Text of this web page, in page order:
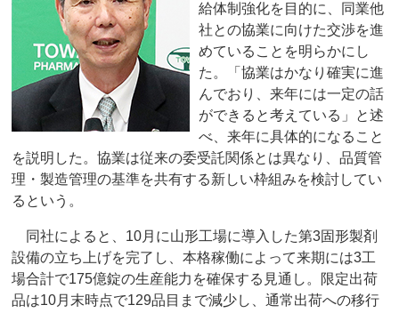
給体制強化を目的に、同業他
社との協業に向けた交渉を進
めていることを明らかにし
た。「協業はかなり確実に進
んでおり、来年には一定の話
ができると考えている」と述
べ、来年に具体的になること
を説明した。協業は従来の委受託関係とは異なり、品質管
理・製造管理の基準を共有する新しい枠組みを検討してい
るという。
同社によると、10月に山形工場に導入した第3固形製剤
設備の立ち上げを完了し、本格稼働によって来期には3工
場合計で175億錠の生産能力を確保する見通し。限定出荷
品は10月末時点で129品目まで減少し、通常出荷への移行